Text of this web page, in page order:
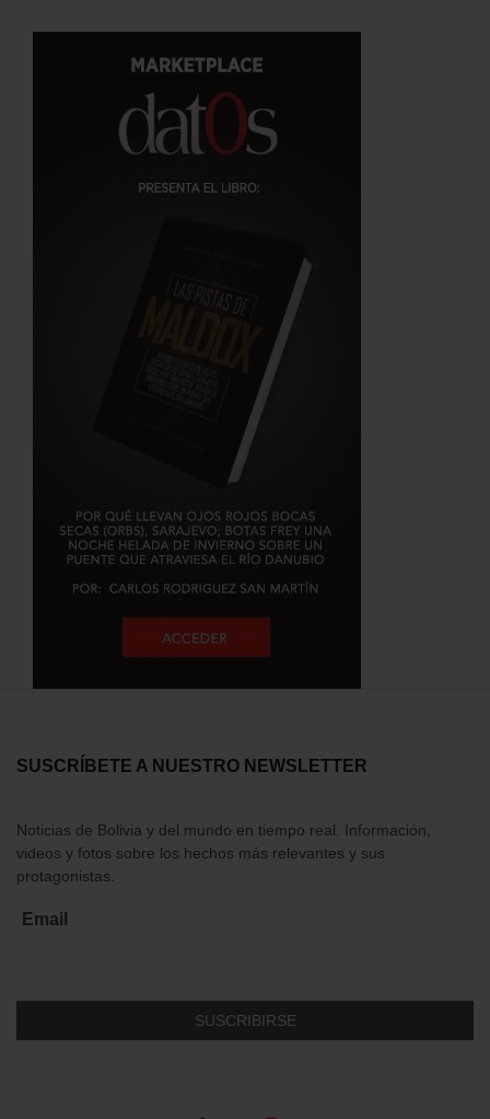
SUSCRÍBETE A NUESTRO NEWSLETTER
Noticias de Bolivia y del mundo en tiempo real. Información,
videos y fotos sobre los hechos más relevantes y sus
protagonistas.
Email